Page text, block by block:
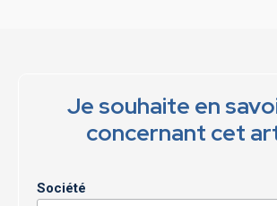
Je souhaite en
concernant cet
Société